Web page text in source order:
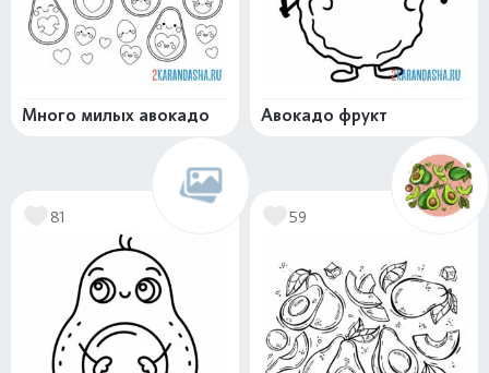
Много милых авокадо Авокадо фрукт
81 59